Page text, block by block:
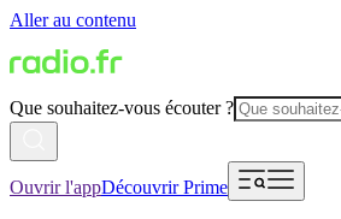
Aller au contenu
Que souhaitez-vous écouter ?
Ouvrir l'appDécouvrir Prime